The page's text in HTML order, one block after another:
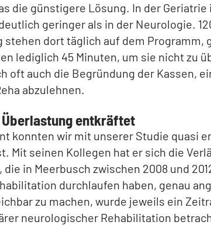
die günstigere Lösung. In der Geriatrie
geringer als in der Neurologie.
stehen dort täglich auf dem Programm,
lediglich 45 Minuten, um sie nicht zu
oft auch die Begründung der Kassen,
abzulehnen.
entkräftet
konnten wir mit unserer Studie quasi
Mit seinen Kollegen hat er sich die
in Meerbusch zwischen 2008 und
durchlaufen haben, genau
zu machen, wurde jeweils ein
neurologischer Rehabilitation